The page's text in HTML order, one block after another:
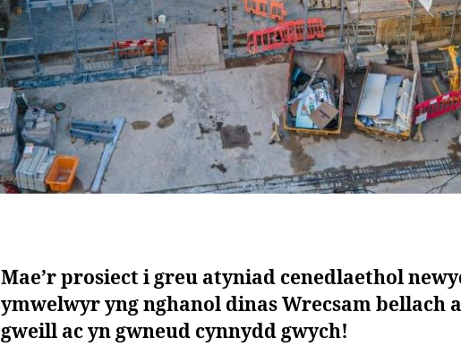
Mae’r prosiect i greu atyniad cenedlaethol
ymwelwyr yng nghanol dinas Wrecsam bellach
gweill ac yn gwneud cynnydd gwych!